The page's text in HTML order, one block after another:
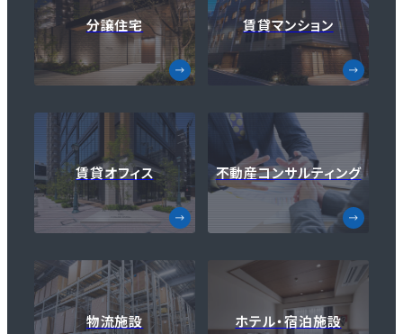
分譲住宅 賃貸マンション
賃貸オフィス 不動産コンサルティング
物流施設 ホテル・宿泊施設